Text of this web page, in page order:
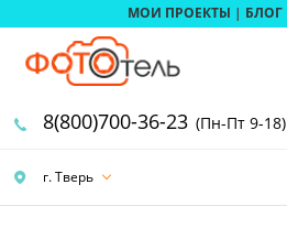
МОИ ПРОЕКТЫ | БЛОГ
г. Тверь
8(800)700-36-23 (Пн-Пт 9-18)